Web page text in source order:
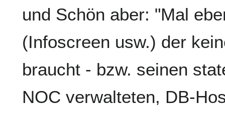
und Schön aber: "Mal
(Infoscreen usw.) der
braucht - bzw. seinen
NOC verwalteten, DB-